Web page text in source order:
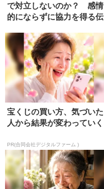
で対立しないのか？ 感情
的にならずに協力を得る伝
宝くじの買い方、気づいた
人から結果が変わっていく
PR(合同会社デジタルファーム )